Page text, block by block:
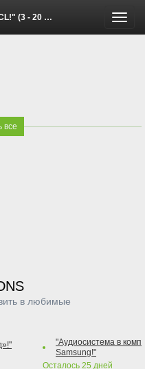
Июля 2026)
все
в любимые
"Аудиосистема в
Samsung!"
Осталось 25 дней